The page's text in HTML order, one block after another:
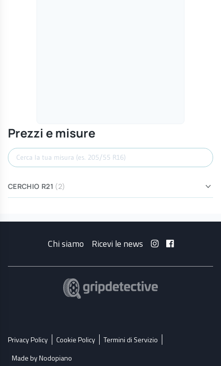
Prezzi e misure
Cerca misura
CERCHIO R21 (2)
Chi siamo Ricevi le news
Privacy Policy Cookie Policy
Termini di Servizio
Made by Nodopiano